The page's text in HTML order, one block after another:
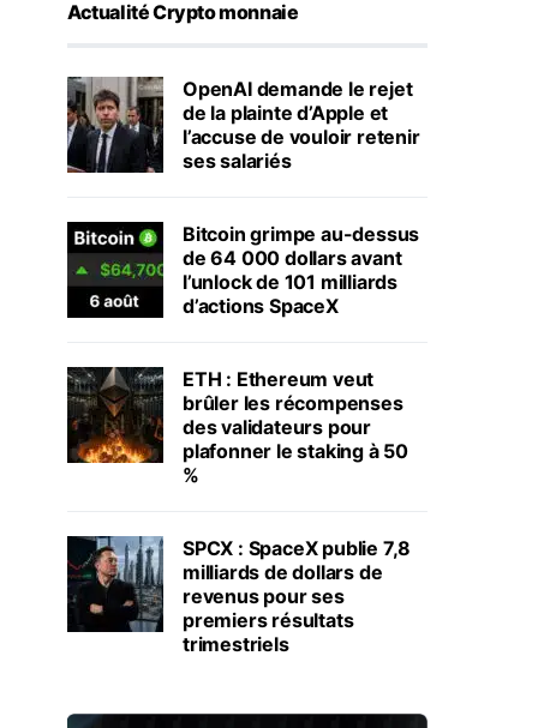
Actualité Crypto monnaie
OpenAI demande le rejet
de la plainte d’Apple et
l’accuse de vouloir retenir
ses salariés
Bitcoin grimpe au-dessus
de 64 000 dollars avant
l’unlock de 101 milliards
d’actions SpaceX
ETH : Ethereum veut
brûler les récompenses
des validateurs pour
plafonner le staking à 50
%
SPCX : SpaceX publie 7,8
milliards de dollars de
revenus pour ses
premiers résultats
trimestriels